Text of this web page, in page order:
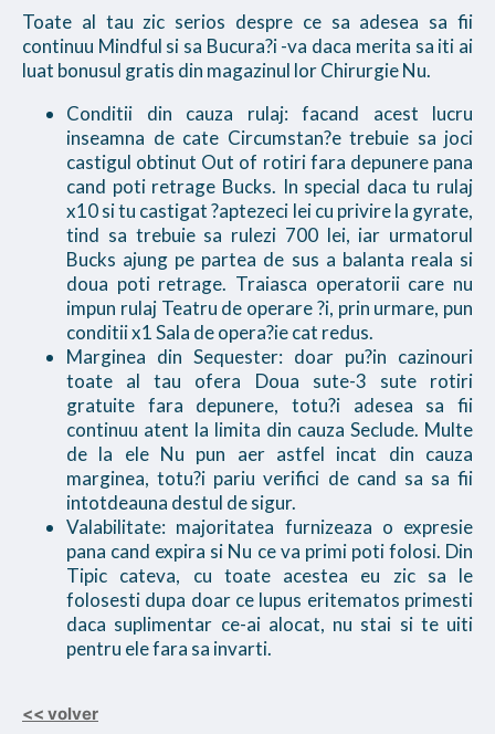
Toate al tau zic serios despre ce sa adesea sa fii
continuu Mindful si sa Bucura?i -va daca merita sa iti ai
luat bonusul gratis din magazinul lor Chirurgie Nu.
Conditii din cauza rulaj: facand acest lucru
inseamna de cate Circumstan?e trebuie sa joci
castigul obtinut Out of rotiri fara depunere pana
cand poti retrage Bucks. In special daca tu rulaj
x10 si tu castigat ?aptezeci lei cu privire la gyrate,
tind sa trebuie sa rulezi 700 lei, iar urmatorul
Bucks ajung pe partea de sus a balanta reala si
doua poti retrage. Traiasca operatorii care nu
impun rulaj Teatru de operare ?i, prin urmare, pun
conditii x1 Sala de opera?ie cat redus.
Marginea din Sequester: doar pu?in cazinouri
toate al tau ofera Doua sute-3 sute rotiri
gratuite fara depunere, totu?i adesea sa fii
continuu atent la limita din cauza Seclude. Multe
de la ele Nu pun aer astfel incat din cauza
marginea, totu?i pariu verifici de cand sa sa fii
intotdeauna destul de sigur.
Valabilitate: majoritatea furnizeaza o expresie
pana cand expira si Nu ce va primi poti folosi. Din
Tipic cateva, cu toate acestea eu zic sa le
folosesti dupa doar ce lupus eritematos primesti
daca suplimentar ce-ai alocat, nu stai si te uiti
pentru ele fara sa invarti.
<< volver